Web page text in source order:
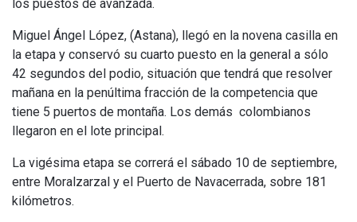
los puestos de avanzada.
Miguel Ángel López, (Astana), llegó en la novena casilla en
la etapa y conservó su cuarto puesto en la general a sólo
42 segundos del podio, situación que tendrá que resolver
mañana en la penúltima fracción de la competencia que
tiene 5 puertos de montaña. Los demás colombianos
llegaron en el lote principal.
La vigésima etapa se correrá el sábado 10 de septiembre,
entre Moralzarzal y el Puerto de Navacerrada, sobre 181
kilómetros.